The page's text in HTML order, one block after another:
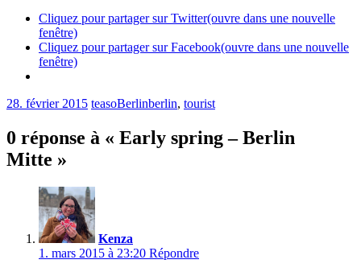
Cliquez pour partager sur Twitter(ouvre dans une nouvelle
fenêtre)
Cliquez pour partager sur Facebook(ouvre dans une nouvelle
fenêtre)
28. février 2015 teasoBerlinberlin, tourist
0 réponse à « Early spring – Berlin
Mitte »
Kenza
1. mars 2015 à 23:20 Répondre